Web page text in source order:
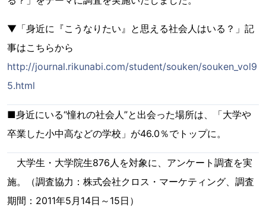
▼「身近に『こうなりたい』と思える社会人はいる？」記
事はこちらから
http://journal.rikunabi.com/student/souken/souken_vol9
5.html
■身近にいる“憧れの社会人”と出会った場所は、「大学や
卒業した小中高などの学校」が46.0％でトップに。
大学生・大学院生876人を対象に、アンケート調査を実
施。（調査協力：株式会社クロス・マーケティング、調査
期間：2011年5月14日～15日）